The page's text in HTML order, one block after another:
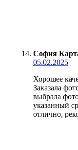
София
05.02.2025
Хорошее
Заказала
выбрала
указанный
отлично,